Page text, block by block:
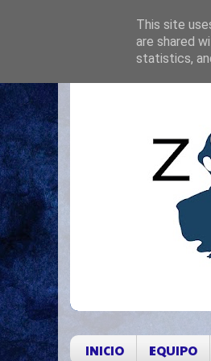
INICIO EQUIPO
This site
are shared
statistics,